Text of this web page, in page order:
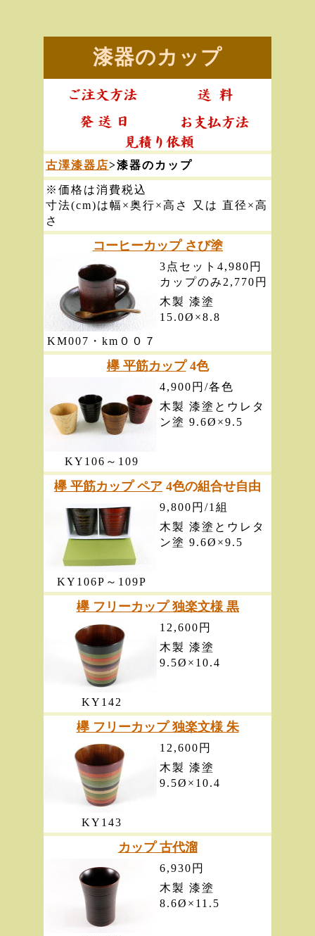
漆器のカップ
古澤漆器店>漆器のカップ
※価格は消費税込
寸法(cm)は幅×奥行×高さ 又は 直径×高
さ
コーヒーカップ さび塗
KM007・km００７
3点セット4,980円
カップのみ2,770円
木製 漆塗
15.0Ø×8.8
欅 平筋カップ4色
KY106～109
4,900円/各色
木製 漆塗とウレタ
ン塗 9.6Ø×9.5
欅 平筋カップ ペア 4色の組合せ自由
KY106P～109P
9,800円/1組
木製 漆塗とウレタ
ン塗 9.6Ø×9.5
欅 フリーカップ 独楽文様 黒
KY142
12,600円
木製 漆塗
9.5Ø×10.4
欅 フリーカップ 独楽文様 朱
KY143
12,600円
木製 漆塗
9.5Ø×10.4
カップ 古代溜
6,930円
木製 漆塗
8.6Ø×11.5